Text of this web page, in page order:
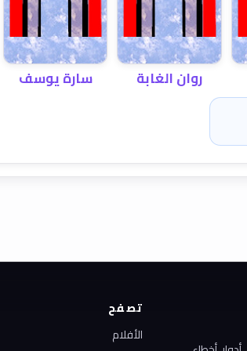
روان الغابة
سارة يوسف
تصفح
الأفلام